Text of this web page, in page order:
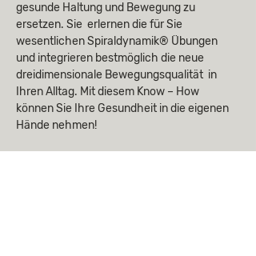
gesunde Haltung und Bewegung zu
ersetzen. Sie  erlernen die für Sie
wesentlichen Spiraldynamik® Übungen
und integrieren bestmöglich die neue
dreidimensionale Bewegungsqualität  in
Ihren Alltag. Mit diesem Know – How
können Sie Ihre Gesundheit in die eigenen
Hände nehmen!